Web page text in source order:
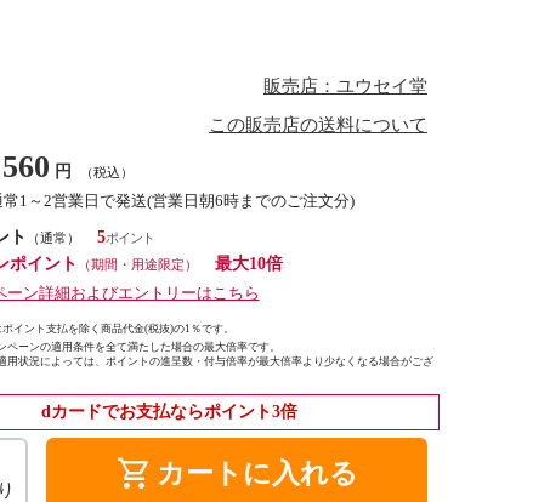
販売店：ユウセイ堂
この販売店の送料について
560 円 （税込）
常1～2営業日で発送(営業日朝6時までのご注文分)
ト
（通常）
5
ポイント
（期間・用途限定）
最大10倍
ーン詳細およびエントリーはこちら
イント支払を除く商品代金(税抜)の1％です。
ペーンの適用条件を全て満たした場合の最大倍率です。
用状況によっては、ポイントの進呈数・付与倍率が最大倍率より少なくなる場合がござ
dカードでお支払ならポイント3倍
shopping_cart カートに入れる